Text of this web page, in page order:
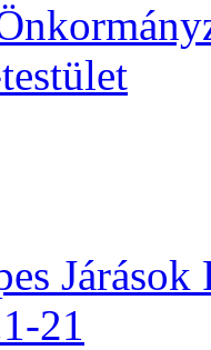
Járások
21